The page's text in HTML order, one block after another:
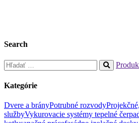
Search
Hľadať:
autocomplete
results
are
available
use
Kategórie
Dvere a brányPotrubné rozvody
službyVykurovacie systémy tepelné